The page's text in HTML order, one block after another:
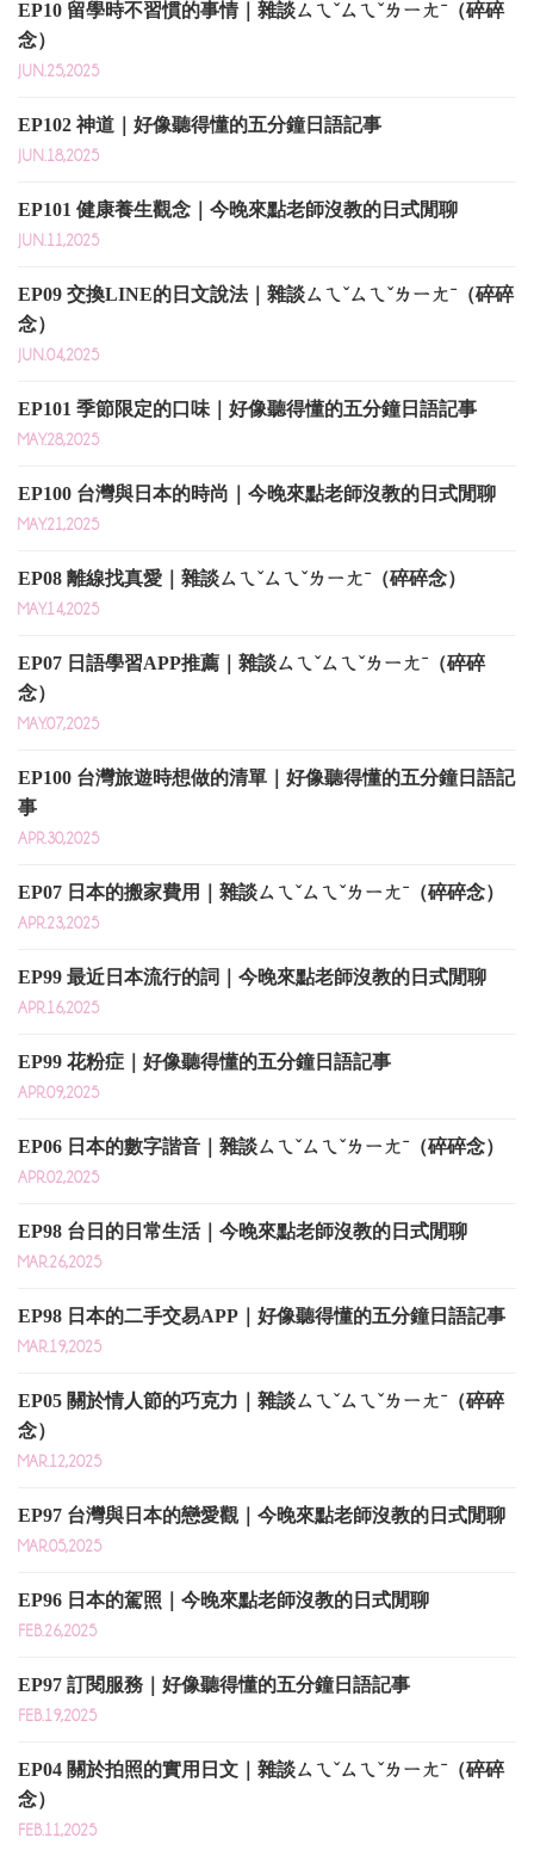
EP10 留學時不習慣的事情｜雜談ㄙㄟˇㄙㄟˇㄌㄧㄤˉ（碎碎
念）
JUN.25,2025
EP102 神道｜好像聽得懂的五分鐘日語記事
JUN.18,2025
EP101 健康養生觀念｜今晚來點老師沒教的日式閒聊
JUN.11,2025
EP09 交換LINE的日文說法｜雜談ㄙㄟˇㄙㄟˇㄌㄧㄤˉ（碎碎
念）
JUN.04,2025
EP101 季節限定的口味｜好像聽得懂的五分鐘日語記事
MAY.28,2025
EP100 台灣與日本的時尚｜今晚來點老師沒教的日式閒聊
MAY.21,2025
EP08 離線找真愛｜雜談ㄙㄟˇㄙㄟˇㄌㄧㄤˉ（碎碎念）
MAY.14,2025
EP07 日語學習APP推薦｜雜談ㄙㄟˇㄙㄟˇㄌㄧㄤˉ（碎碎
念）
MAY.07,2025
EP100 台灣旅遊時想做的清單｜好像聽得懂的五分鐘日語記
事
APR.30,2025
EP07 日本的搬家費用｜雜談ㄙㄟˇㄙㄟˇㄌㄧㄤˉ（碎碎念）
APR.23,2025
EP99 最近日本流行的詞｜今晚來點老師沒教的日式閒聊
APR.16,2025
EP99 花粉症｜好像聽得懂的五分鐘日語記事
APR.09,2025
EP06 日本的數字諧音｜雜談ㄙㄟˇㄙㄟˇㄌㄧㄤˉ（碎碎念）
APR.02,2025
EP98 台日的日常生活｜今晚來點老師沒教的日式閒聊
MAR.26,2025
EP98 日本的二手交易APP｜好像聽得懂的五分鐘日語記事
MAR.19,2025
EP05 關於情人節的巧克力｜雜談ㄙㄟˇㄙㄟˇㄌㄧㄤˉ（碎碎
念）
MAR.12,2025
EP97 台灣與日本的戀愛觀｜今晚來點老師沒教的日式閒聊
MAR.05,2025
EP96 日本的駕照｜今晚來點老師沒教的日式閒聊
FEB.26,2025
EP97 訂閱服務｜好像聽得懂的五分鐘日語記事
FEB.19,2025
EP04 關於拍照的實用日文｜雜談ㄙㄟˇㄙㄟˇㄌㄧㄤˉ（碎碎
念）
FEB.11,2025